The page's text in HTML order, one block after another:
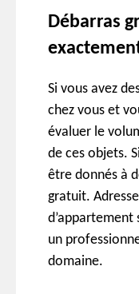
Débarras
Si vous avez
chez vous et
évaluer le
de ces objets.
être donnés à
gratuit.
d’appartement
un
domaine.